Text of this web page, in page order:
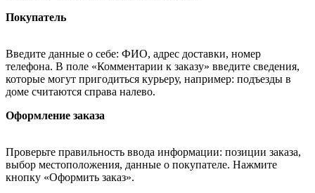
Покупатель
Введите данные о себе: ФИО, адрес доставки, номер
телефона. В поле «Комментарии к заказу» введите сведения,
которые могут пригодиться курьеру, например: подъезды в
доме считаются справа налево.
Оформление заказа
Проверьте правильность ввода информации: позиции заказа,
выбор местоположения, данные о покупателе. Нажмите
кнопку «Оформить заказ».